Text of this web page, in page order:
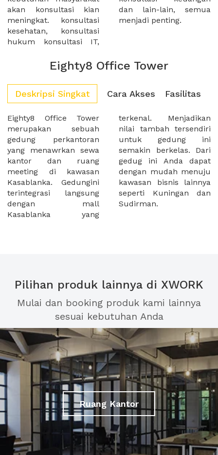
akan konsultasi kian
meningkat. konsultasi
kesehatan, konsultasi
hukum konsultasi IT,
dan lain-lain, semua
menjadi penting.
Eighty8 Office Tower
Deskripsi Singkat Cara Akses Fasilitas
Eighty8 Office Tower
merupakan sebuah
gedung perkantoran
yang menawrkan sewa
kantor dan ruang
meeting di kawasan
Kasablanka. Gedungini
terintegrasi langsung
dengan mall
Kasablanka yang
terkenal. Menjadikan
nilai tambah tersendiri
untuk gedung ini
semakin berkelas. Dari
gedug ini Anda dapat
dengan mudah menuju
kawasan bisnis lainnya
seperti Kuningan dan
Sudirman.
Pilihan produk lainnya di XWORK
Mulai dan booking produk kami lainnya
sesuai kebutuhan Anda
Ruang Kantor